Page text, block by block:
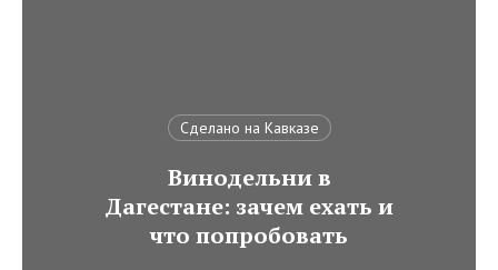
Сделано на Кавказе
Винодельни в
Дагестане: зачем ехать и
что попробовать